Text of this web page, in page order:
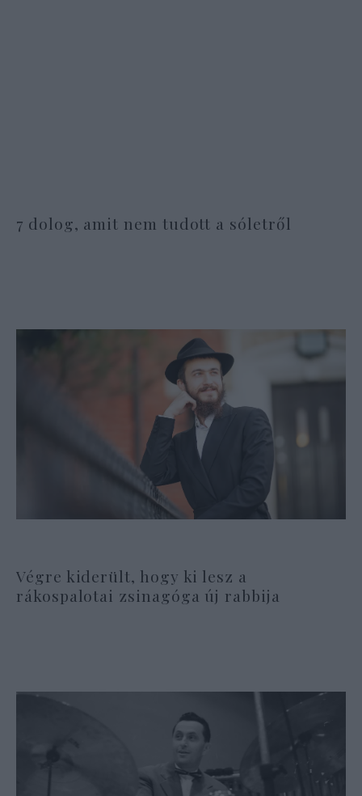
7 dolog, amit nem tudott a sóletről
Végre kiderült, hogy ki lesz a
rákospalotai zsinagóga új rabbija